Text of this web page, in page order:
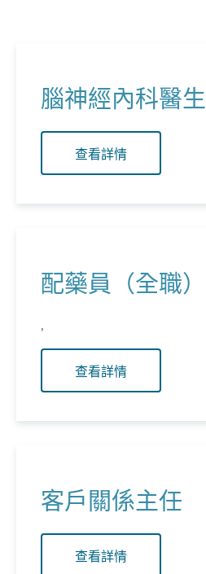
腦神經內科醫生
查看詳情
配藥員（全職）
,
查看詳情
客戶關係主任
查看詳情